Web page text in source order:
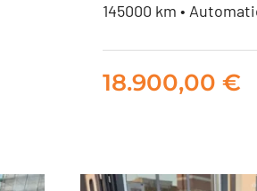
c/clima
145000 km •
18.900,00 €